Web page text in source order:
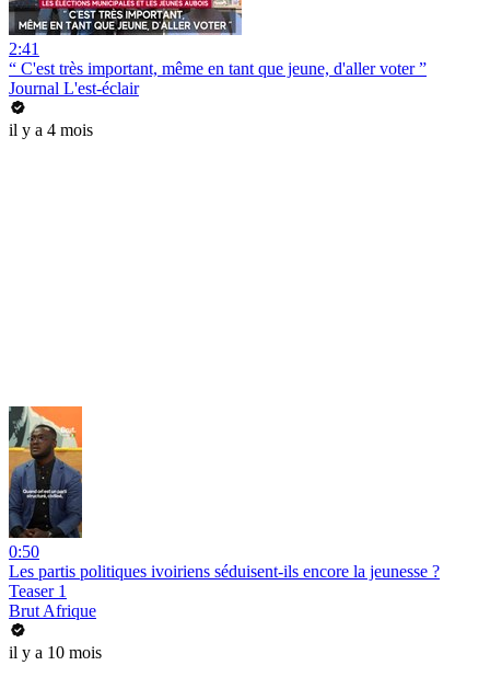
2:41
“ C'est très important, même en tant que jeune, d'aller voter ”
Journal L'est-éclair
il y a 4 mois
0:50
Les partis politiques ivoiriens séduisent-ils encore la jeunesse ?
Teaser 1
Brut Afrique
il y a 10 mois